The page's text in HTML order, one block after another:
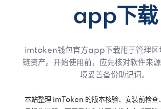
app下载
imtoken钱包官方app下载用于管理区
链资产。开始使用前，应先核对软件来
境妥善备份助记词。
本站整理 imToken 的版本核验、安装前检查